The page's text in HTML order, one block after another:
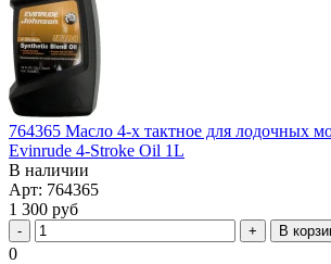
764365 Масло 4-х тактное для лодочных
Evinrude 4-Stroke Oil 1L
В наличии
Арт: 764365
1 300 руб
В
0